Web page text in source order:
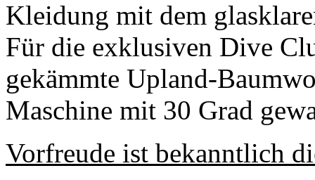
Kleidung mit dem
Für die exklusiven Dive
gekämmte Upland-
Maschine mit 30 Grad
Vorfreude ist bekanntlich